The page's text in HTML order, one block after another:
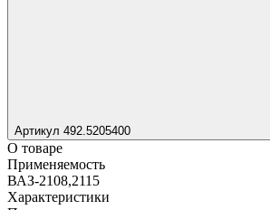
Артикул 492.5205400
О товаре
Применяемость
ВАЗ-2108,2115
Характеристики